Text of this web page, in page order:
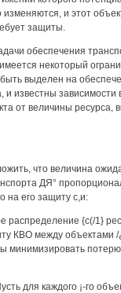
изменяются, и этот
защиты.
обеспечения
некоторый
выделен на
и известны зависимости
от величины ресурса,
что величина
ДЯ°
на его защиту с,и:
распределение {с(/1}
КВО между объектами /
минимизировать
для каждого ¡-го